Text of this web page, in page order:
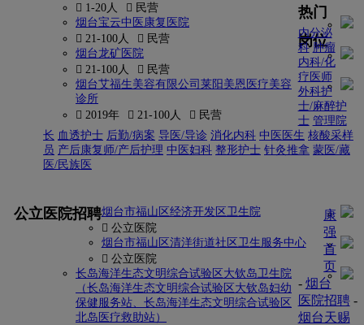
 1-20人
 民营
烟台宝云中医康复医院
 21-100人
 民营
烟台龙矿医院
 21-100人
 民营
烟台艾福生美容有限公司莱阳美恩医疗美容
诊所
 2019年
 21-100人  民营
热门
岗位
内分泌
科 肿瘤
内科/化
疗医师
外科护
士/麻醉护
士 管理院
长 血透护士 后勤/病案 导医/导诊 消化内科 中医医生 核酸采样
员 产后康复师/产后护理 中医妇科 整形护士 针灸推拿 蒙医/藏
医/民族医
公立医院招聘烟台市福山区经济开发区卫生院
 公立医院
烟台市福山区清洋街道社区卫生服务中心
 公立医院
长岛海洋生态文明综合试验区大钦岛卫生院
（长岛海洋生态文明综合试验区大钦岛妇幼
保健服务站、长岛海洋生态文明综合试验区
北岛医疗救助站）
康
强
首
页
- 烟台
医院招聘-
烟台天赐